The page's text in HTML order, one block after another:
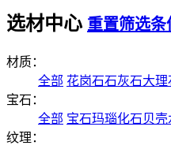
选材中心 重置筛选条
材质：
全部 花岗石石灰石大理
宝石：
全部 宝石玛瑙化石贝壳
纹理：